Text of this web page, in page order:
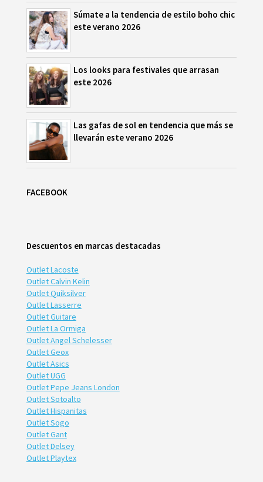
Súmate a la tendencia de estilo boho chic
este verano 2026
Los looks para festivales que arrasan
este 2026
Las gafas de sol en tendencia que más se
llevarán este verano 2026
FACEBOOK
Descuentos en marcas destacadas
Outlet Lacoste
Outlet Calvin Kelin
Outlet Quiksilver
Outlet Lasserre
Outlet Guitare
Outlet La Ormiga
Outlet Angel Schelesser
Outlet Geox
Outlet Asics
Outlet UGG
Outlet Pepe Jeans London
Outlet Sotoalto
Outlet Hispanitas
Outlet Sogo
Outlet Gant
Outlet Delsey
Outlet Playtex